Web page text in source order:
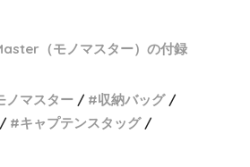
（モノマスター）の付録
ノマスター
収納バッグ
キャプテンスタッグ